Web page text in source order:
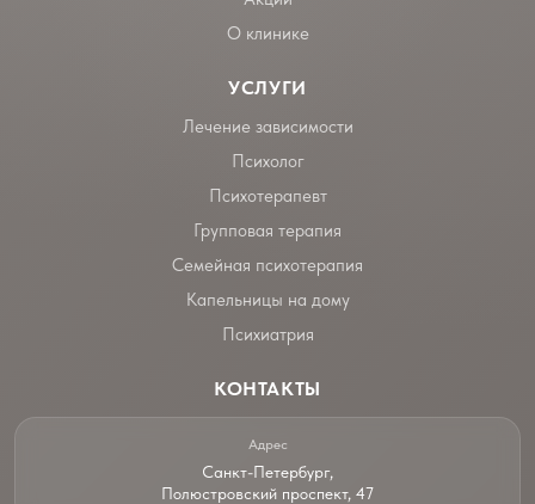
О клинике
УСЛУГИ
Лечение зависимости
Психолог
Психотерапевт
Групповая терапия
Семейная психотерапия
Капельницы на дому
Психиатрия
КОНТАКТЫ
Адрес
Санкт-Петербург,
Полюстровский проспект, 47